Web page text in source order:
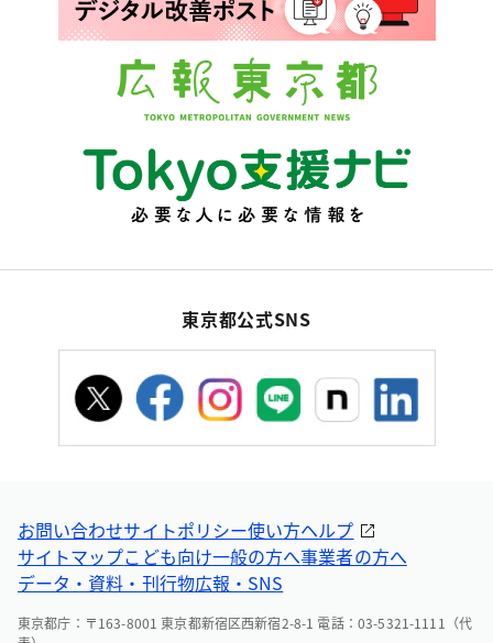
東京都公式SNS
お問い合わせサイトポリシー使い方ヘルプ
サイトマップこども向け一般の方へ事業者の方へ
データ・資料・刊行物広報・SNS
東京都庁：〒163-8001 東京都新宿区西新宿2-8-1 電話：03-5321-1111（代